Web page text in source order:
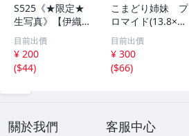
S525《★限定★
生写真》【伊織も
え】ビッグコミッ
クスピリッツ 202
6年8月3日号 ★セ
ブンネット限定特
目前出價
¥ 200
($44)
こまどり姉妹 プ
ロマイド(13.8×8.
5cm) 1枚●bn.4
6
目前出價
¥ 300
($66)
關於我們 客服中心